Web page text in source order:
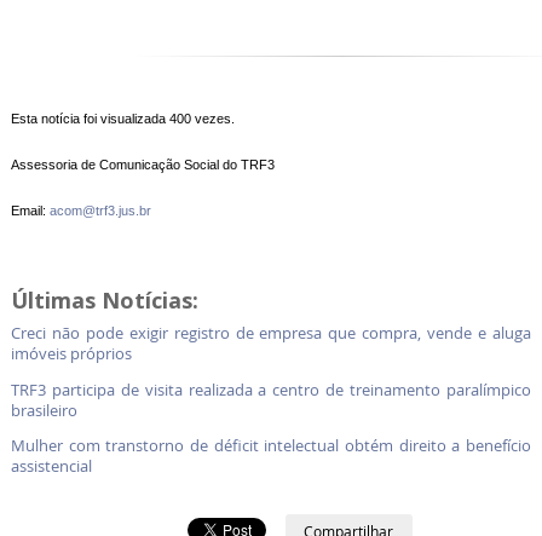
Esta notícia foi visualizada 400 vezes.
Assessoria de Comunicação Social do TRF3
Email: acom@trf3.jus.br
Últimas Notícias:
Creci não pode exigir registro de empresa que compra, vende e aluga
imóveis próprios
TRF3 participa de visita realizada a centro de treinamento paralímpico
brasileiro
Mulher com transtorno de déficit intelectual obtém direito a benefício
assistencial
Compartilhar